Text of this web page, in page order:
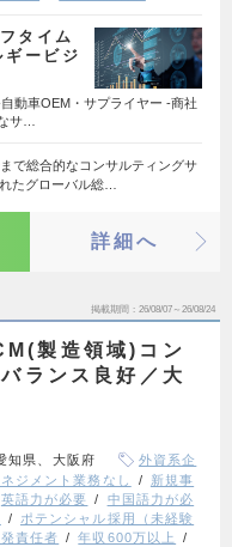
タイム
ービジ
動車OEM・サプライヤー ‐商社
サ…
で総合的なコンサルティングサ
たグローバル総…
詳細へ
掲載期間 26/08/07～26/08/24
製造領域)コン
ランス良好／大
知県、大阪府
外資系企
ネジメント業務なし
新規事
英語力が必要
中国語力が必
ポテンシャル採用（未経験
責任者
年収600万以上